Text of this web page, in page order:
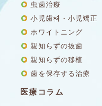
虫歯治療
小児歯科・小児矯正
ホワイトニング
親知らずの抜歯
親知らずの移植
歯を保存する治療
医療コラム